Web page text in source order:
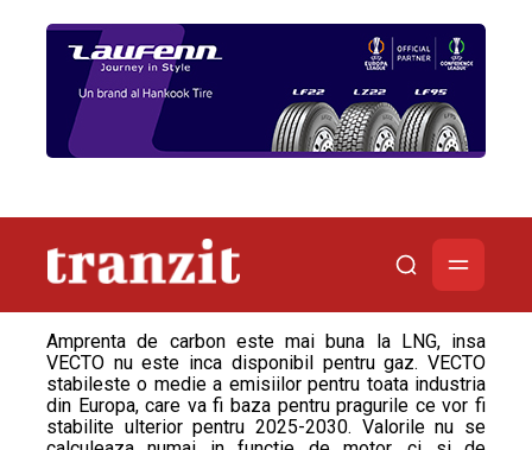
Amprenta de carbon este mai buna la LNG, insa
VECTO nu este inca disponibil pentru gaz. VECTO
stabileste o medie a emisiilor pentru toata industria
din Europa, care va fi baza pentru pragurile ce vor fi
stabilite ulterior pentru 2025-2030. Valorile nu se